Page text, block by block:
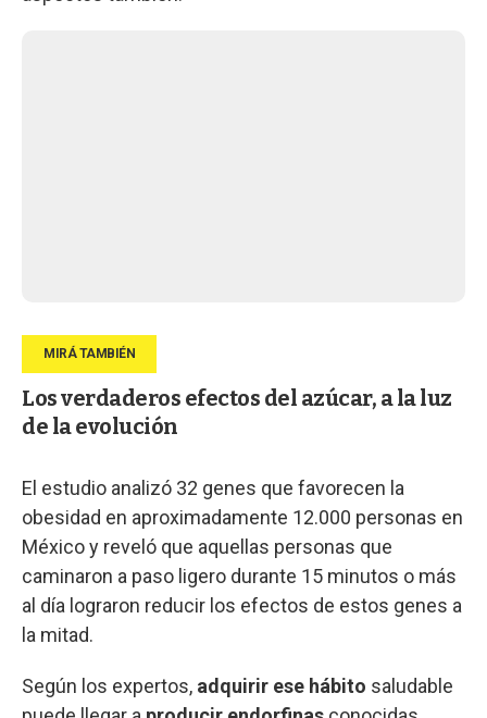
Los verdaderos efectos del azúcar, a la luz
de la evolución
El estudio analizó 32 genes que favorecen la
obesidad en aproximadamente 12.000 personas en
México y reveló que aquellas personas que
caminaron a paso ligero durante 15 minutos o más
al día lograron reducir los efectos de estos genes a
la mitad.
Según los expertos, adquirir ese hábito saludable